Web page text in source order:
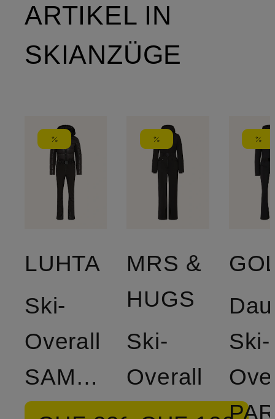
ARTIKEL IN
SKIANZÜGE
LUHTA
Ski-
Overall
SAMMALVAARA
MRS &
HUGS
Ski-
Overall
Ski-